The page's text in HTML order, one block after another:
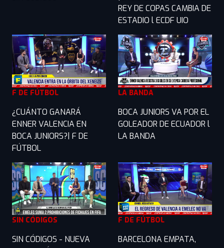
REY DE COPAS CAMBIA DE
ESTADIO l ECDF UIO
F DE FÚTBOL
¿CUÁNTO GANARÁ
ENNER VALENCIA EN
BOCA JUNIORS?| F DE
FÚTBOL
LA BANDA
BOCA JUNIORS VA POR EL
GOLEADOR DE ECUADOR l
LA BANDA
SIN CÓDIGOS
SIN CÓDIGOS - NUEVA
F DE FÚTBOL
BARCELONA EMPATA,